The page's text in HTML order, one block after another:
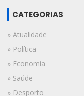
CATEGORIAS
» Atualidade
» Política
» Economia
» Saúde
» Desporto